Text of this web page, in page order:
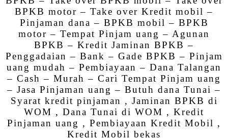
BPKB motor – Take over Kredit mobil –
Pinjaman dana – BPKB mobil – BPKB
motor – Tempat Pinjam uang – Agunan
BPKB – Kredit Jaminan BPKB –
Penggadaian – Bank – Gade BPKB – Pinjam
uang mudah – Pembiayaan – Dana Talangan
– Cash – Murah – Cari Tempat Pinjam uang
– Jasa Pinjaman uang – Butuh dana Tunai –
Syarat kredit pinjaman , Jaminan BPKB di
WOM , Dana Tunai di WOM , Kredit
Pinjaman uang , Pembiayaan Kredit Mobil ,
Kredit Mobil bekas